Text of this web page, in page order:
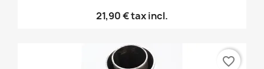
21,90 €tax incl.
favorite_border